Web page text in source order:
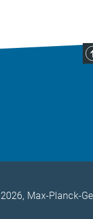
2026, Max-Planck-